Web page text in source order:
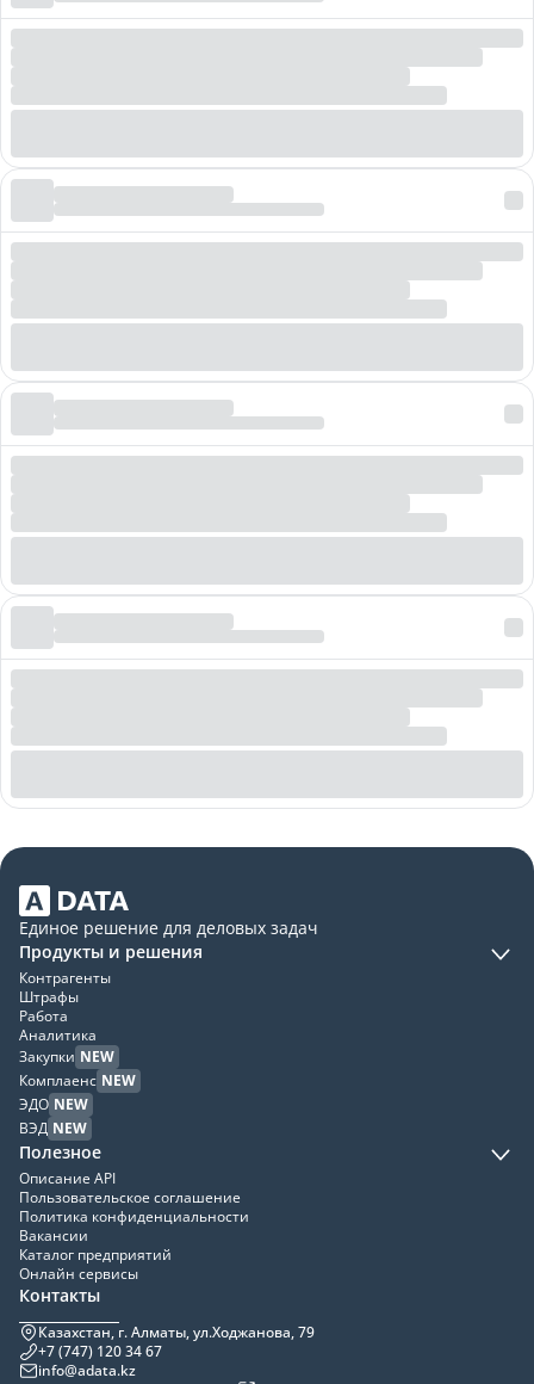
Единое решение для деловых задач
Продукты и решения
Контрагенты
Штрафы
Работа
Аналитика
Закупки NEW
Комплаенс NEW
ЭДО NEW
ВЭД NEW
Полезное
Описание API
Пользовательское соглашение
Политика конфиденциальности
Вакансии
Каталог предприятий
Онлайн сервисы
Контакты
Казахстан, г. Алматы, ул.Ходжанова, 79
+7 (747) 120 34 67
info@adata.kz